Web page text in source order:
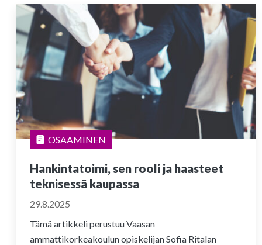
OSAAMINEN
Hankintatoimi, sen rooli ja haasteet
teknisessä kaupassa
29.8.2025
Tämä artikkeli perustuu Vaasan
ammattikorkeakoulun opiskelijan Sofia Ritalan